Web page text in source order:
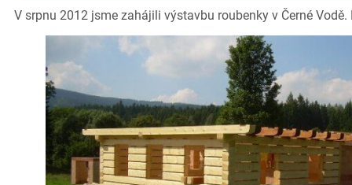
V srpnu 2012 jsme zahájili výstavbu roubenky v Černé